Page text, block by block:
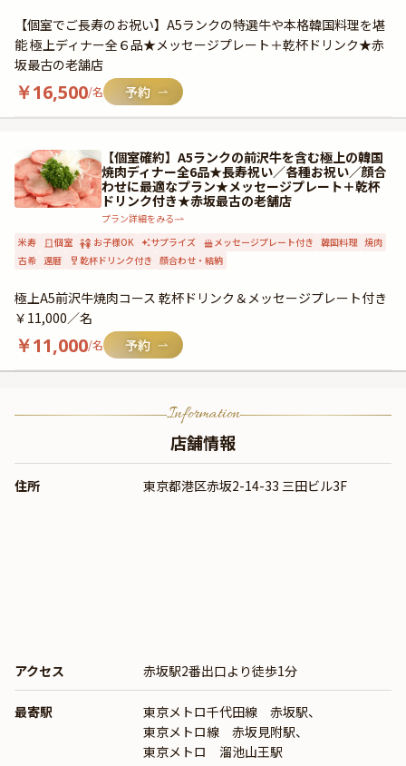
【個室でご長寿のお祝い】A5ランクの特選牛や本格韓国料理を堪
能 極上ディナー全６品★メッセージプレート＋乾杯ドリンク★赤
坂最古の老舗店
￥16,500/名
【個室確約】A5ランクの前沢牛を含む極上の韓国
焼肉ディナー全6品★長寿祝い／各種お祝い／顔合
わせに最適なプラン★メッセージプレート＋乾杯
ドリンク付き★赤坂最古の老舗店
プラン詳細をみる
米寿
個室 お子様OK サプライズ メッセージプレート付き 韓国料理 焼肉
古希 還暦 乾杯ドリンク付き 顔合わせ・結納
極上A5前沢牛焼肉コース 乾杯ドリンク＆メッセージプレート付き
￥11,000／名
￥11,000/名
Information
店舗情報
住所 東京都港区赤坂2-14-33 三田ビル3F
アクセス 赤坂駅2番出口より徒歩1分
最寄駅
東京メトロ千代田線 赤坂駅、
東京メトロ線 赤坂見附駅、
東京メトロ 溜池山王駅